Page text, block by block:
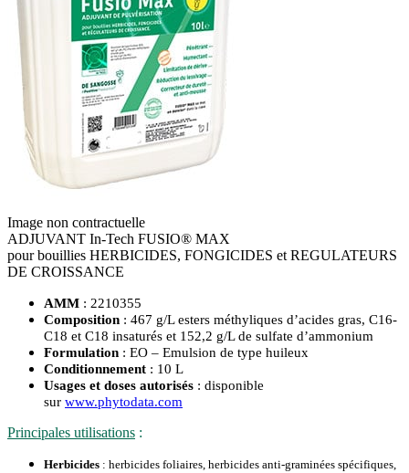
Image non contractuelle
ADJUVANT In-Tech FUSIO® MAX
pour bouillies HERBICIDES, FONGICIDES et REGULATEURS
DE CROISSANCE
AMM : 2210355
Composition : 467 g/L esters méthyliques d’acides gras, C16-
C18 et C18 insaturés et 152,2 g/L de sulfate d’ammonium
Formulation : EO – Emulsion de type huileux
Conditionnement : 10 L
Usages et doses autorisés : disponible
sur www.phytodata.com
Principales utilisations :
Herbicides : herbicides foliaires, herbicides anti-graminées spécifiques,